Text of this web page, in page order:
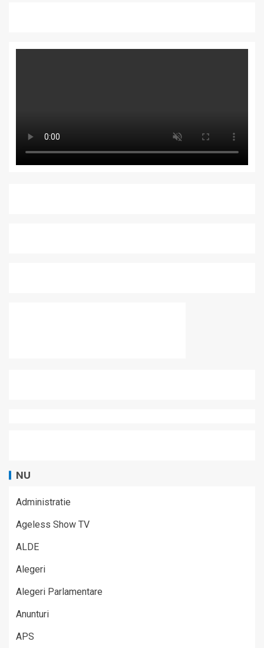
NU
Administratie
Ageless Show TV
ALDE
Alegeri
Alegeri Parlamentare
Anunturi
APS